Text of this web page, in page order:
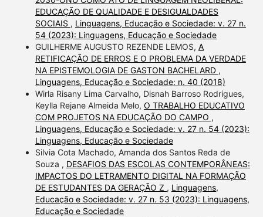
EDUCAÇÃO DE QUALIDADE E DESIGUALDADES
SOCIAIS , Linguagens, Educação e Sociedade: v. 27 n.
54 (2023): Linguagens, Educação e Sociedade
GUILHERME AUGUSTO REZENDE LEMOS, A
RETIFICAÇÃO DE ERROS E O PROBLEMA DA VERDADE
NA EPISTEMOLOGIA DE GASTON BACHELARD ,
Linguagens, Educação e Sociedade: n. 40 (2018)
Wirla Risany Lima Carvalho, Disnah Barroso Rodrigues,
Keylla Rejane Almeida Melo, O TRABALHO EDUCATIVO
COM PROJETOS NA EDUCAÇÃO DO CAMPO ,
Linguagens, Educação e Sociedade: v. 27 n. 54 (2023):
Linguagens, Educação e Sociedade
Silvia Cota Machado, Amanda dos Santos Reda de
Souza , DESAFIOS DAS ESCOLAS CONTEMPORÂNEAS:
IMPACTOS DO LETRAMENTO DIGITAL NA FORMAÇÃO
DE ESTUDANTES DA GERAÇÃO Z , Linguagens,
Educação e Sociedade: v. 27 n. 53 (2023): Linguagens,
Educação e Sociedade